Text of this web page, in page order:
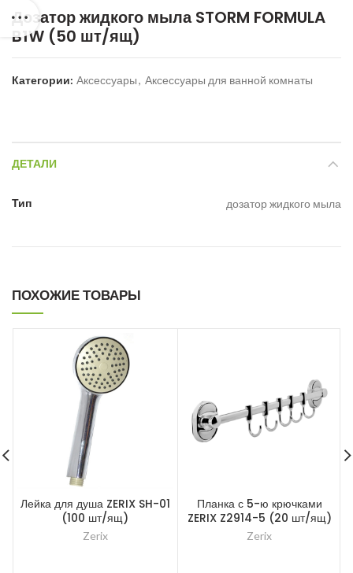
Дозатор жидкого мыла STORM FORMULA
B1W (50 шт/ящ)
Категории: Аксессуары, Аксессуары для ванной комнаты
ДЕТАЛИ
Тип дозатор жидкого мыла
ПОХОЖИЕ ТОВАРЫ
Лейка для душа ZERIX SH-01
(100 шт/ящ)
Zerix
Планка с 5-ю крючками
ZERIX Z2914-5 (20 шт/ящ)
Zerix